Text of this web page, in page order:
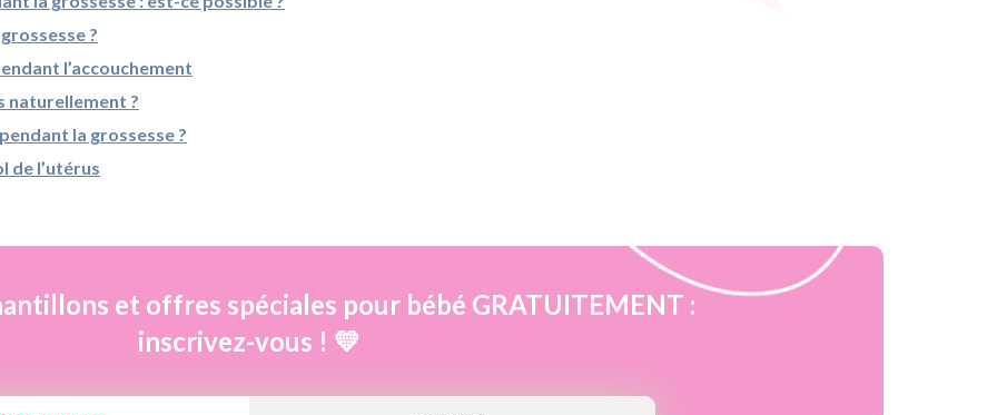
?
l’accouchement
naturellement ?
la grossesse ?
de l’utérus
et offres spéciales pour bébé GRATUITEMENT :
inscrivez-vous ! 💛